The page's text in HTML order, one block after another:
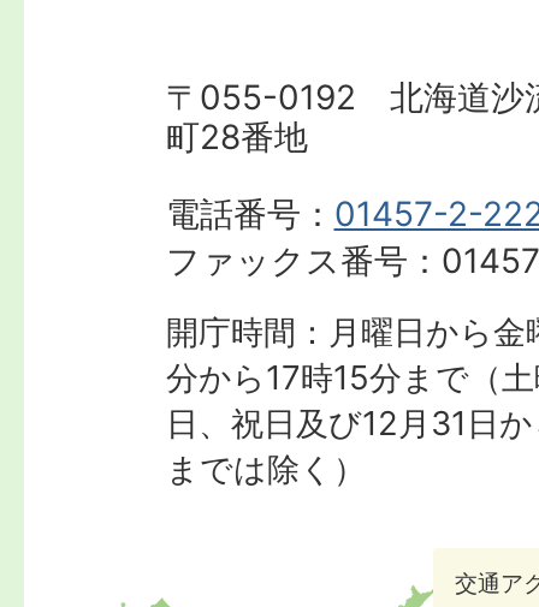
〒055-0192 北海道沙
町28番地
電話番号： 01457-2-
ファックス番号：
開庁時間：月曜日から
分から17時15分まで（
日、祝日及び12月31日
までは除く）
交通ア